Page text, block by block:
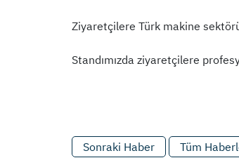
Ziyaretçilere Türk makine
Standımızda ziyaretçilere
Sonraki Haber Tüm